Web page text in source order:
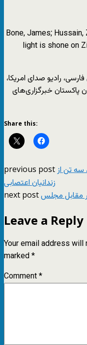
Bone, James;
light is shone on
رادیو صدای امریکا،
خبرگزاری‌های
Share this:
previous post سه تن از
زندانیان اعتصابی
next postمقابل مجلس
Leave a Reply
Your email address will
marked*
Comment*